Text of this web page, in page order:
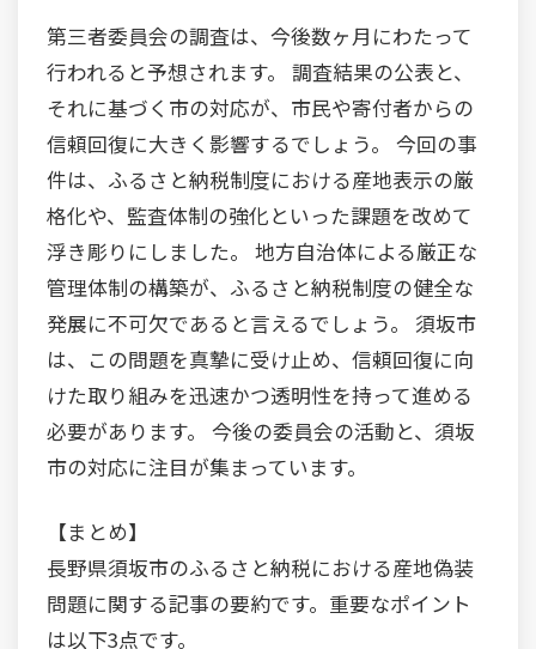
第三者委員会の調査は、今後数ヶ月にわたって
行われると予想されます。 調査結果の公表と、
それに基づく市の対応が、市民や寄付者からの
信頼回復に大きく影響するでしょう。 今回の事
件は、ふるさと納税制度における産地表示の厳
格化や、監査体制の強化といった課題を改めて
浮き彫りにしました。 地方自治体による厳正な
管理体制の構築が、ふるさと納税制度の健全な
発展に不可欠であると言えるでしょう。 須坂市
は、この問題を真摯に受け止め、信頼回復に向
けた取り組みを迅速かつ透明性を持って進める
必要があります。 今後の委員会の活動と、須坂
市の対応に注目が集まっています。
【まとめ】
長野県須坂市のふるさと納税における産地偽装
問題に関する記事の要約です。重要なポイント
は以下3点です。